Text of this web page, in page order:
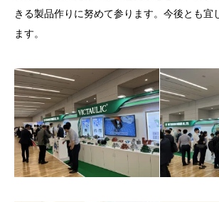
きる製品作りに努めて参ります。今後とも宜
ます。